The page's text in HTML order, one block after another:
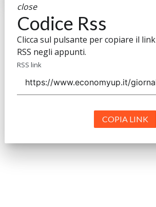
close
Codice Rss
Clicca sul pulsante per copiare il link
RSS negli appunti.
RSS link
COPIA LINK